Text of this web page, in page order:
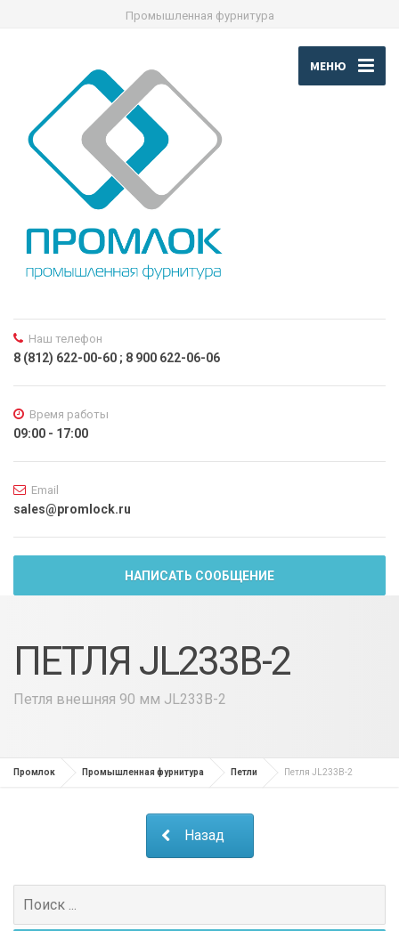
Промышленная фурнитура
МЕНЮ
Наш телефон
8 (812) 622-00-60 ; 8 900 622-06-06
Время работы
09:00 - 17:00
Email
sales@promlock.ru
НАПИСАТЬ СООБЩЕНИЕ
ПЕТЛЯ JL233B-2
Петля внешняя 90 мм JL233B-2
Промлок Промышленная фурнитура Петли Петля JL233B-2
Назад
Поиск
для: